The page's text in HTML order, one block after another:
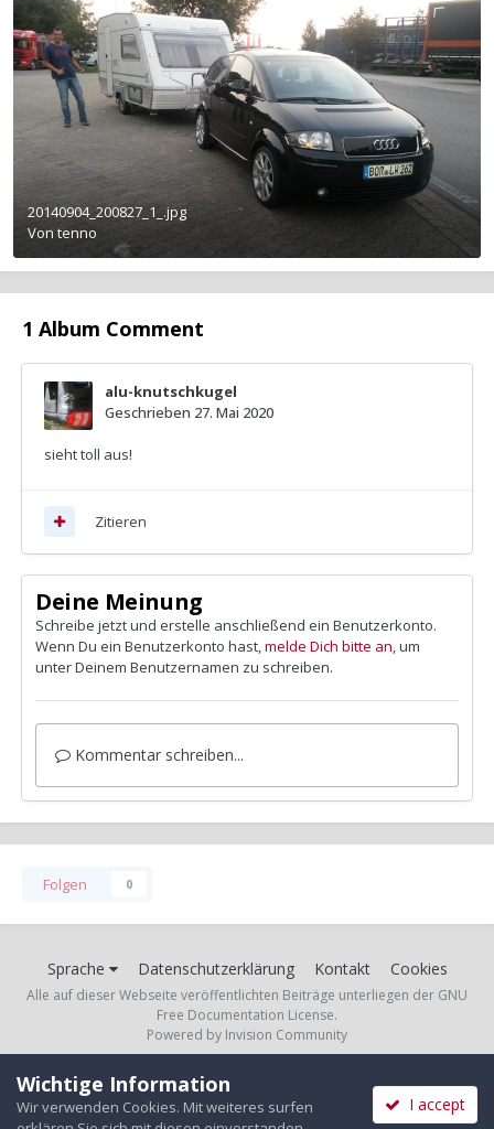
20140904_200827_1_.jpg
Von tenno
1 Album Comment
alu-knutschkugel
Geschrieben 27. Mai 2020
sieht toll aus!
Zitieren
Deine Meinung
Schreibe jetzt und erstelle anschließend ein Benutzerkonto.
Wenn Du ein Benutzerkonto hast, melde Dich bitte an , um
unter Deinem Benutzernamen zu schreiben.
Kommentar schreiben...
Folgen 0
Sprache Datenschutzerklärung Kontakt Cookies
Alle auf dieser Webseite veröffentlichten Beiträge unterliegen der GNU
Free Documentation License.
Powered by Invision Community
Wichtige Information
Wir verwenden Cookies. Mit weiteres surfen
I accept